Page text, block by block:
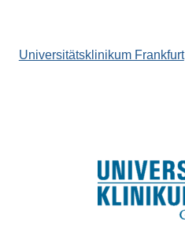
Universitätsklinikum Frankfurt